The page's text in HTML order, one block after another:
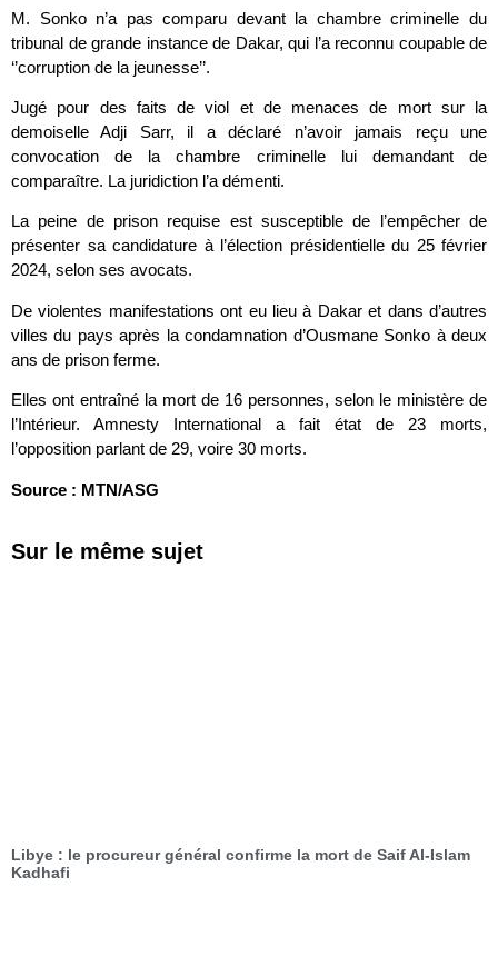
M. Sonko n’a pas comparu devant la chambre criminelle du
tribunal de grande instance de Dakar, qui l’a reconnu coupable de
‘’corruption de la jeunesse’’.
Jugé pour des faits de viol et de menaces de mort sur la
demoiselle Adji Sarr, il a déclaré n’avoir jamais reçu une
convocation de la chambre criminelle lui demandant de
comparaître. La juridiction l’a démenti.
La peine de prison requise est susceptible de l’empêcher de
présenter sa candidature à l’élection présidentielle du 25 février
2024, selon ses avocats.
De violentes manifestations ont eu lieu à Dakar et dans d’autres
villes du pays après la condamnation d’Ousmane Sonko à deux
ans de prison ferme.
Elles ont entraîné la mort de 16 personnes, selon le ministère de
l’Intérieur. Amnesty International a fait état de 23 morts,
l’opposition parlant de 29, voire 30 morts.
Source : MTN/ASG
Sur le même sujet
Libye : le procureur général confirme la mort de Saif Al-Islam
Kadhafi